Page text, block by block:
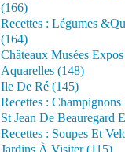
(166)
Recettes : Légumes
(164)
Châteaux Musées
Aquarelles (148)
Ile De Ré (145)
Recettes :
St Jean De Beauregard
Recettes : Soupes Et